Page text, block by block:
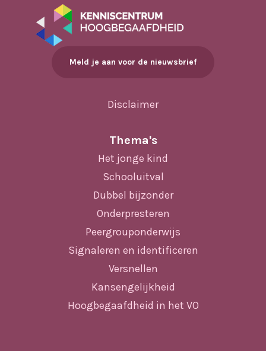
Meld je aan voor de nieuwsbrief
Disclaimer
Thema's
Het jonge kind
Schooluitval
Dubbel bijzonder
Onderpresteren
Peergrouponderwijs
Signaleren en identificeren
Versnellen
Kansengelijkheid
Hoogbegaafdheid in het VO